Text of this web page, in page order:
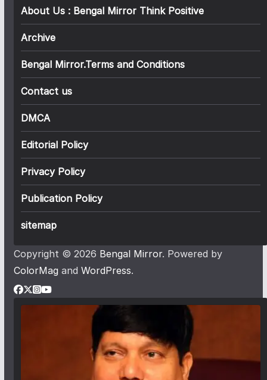
About Us : Bengal Mirror Think Positive
Archive
Bengal Mirror.Terms and Conditions
Contact us
DMCA
Editorial Policy
Privacy Policy
Publication Policy
sitemap
Copyright © 2026 Bengal Mirror. Powered by
ColorMag and WordPress.